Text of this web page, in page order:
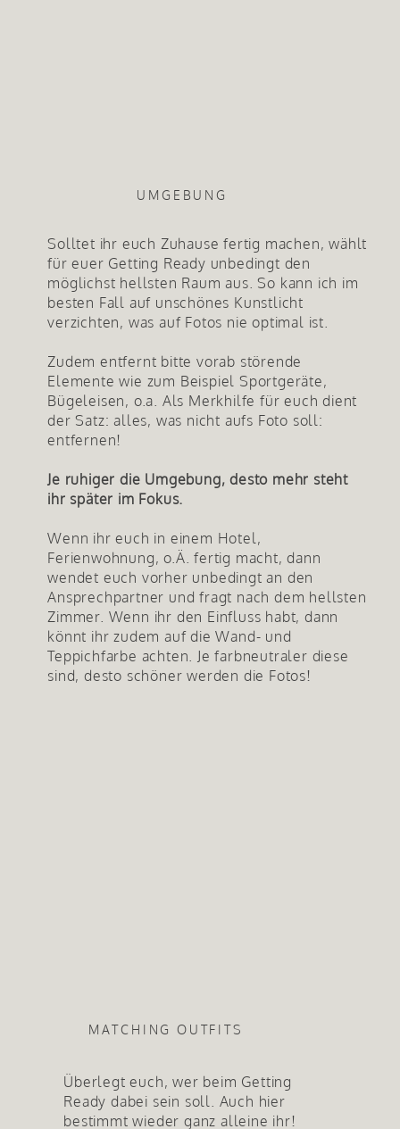
Solltet ihr euch Zuhause fertig machen, wählt
für euer Getting Ready unbedingt den
möglichst hellsten Raum aus. So kann ich im
besten Fall auf unschönes Kunstlicht
verzichten, was auf Fotos nie optimal ist.
Zudem entfernt bitte vorab störende
Elemente wie zum Beispiel Sportgeräte,
Bügeleisen, o.a. Als Merkhilfe für euch dient
der Satz: alles, was nicht aufs Foto soll:
entfernen!
Je ruhiger die Umgebung, desto mehr steht
ihr später im Fokus.
Wenn ihr euch in einem Hotel,
Ferienwohnung, o.Ä. fertig macht, dann
wendet euch vorher unbedingt an den
Ansprechpartner und fragt nach dem hellsten
Zimmer. Wenn ihr den Einfluss habt, dann
könnt ihr zudem auf die Wand- und
Teppichfarbe achten. Je farbneutraler diese
sind, desto schöner werden die Fotos!
UMGEBUNG
Überlegt euch, wer beim Getting
Ready dabei sein soll. Auch hier
bestimmt wieder ganz alleine ihr!
MATCHING OUTFITS